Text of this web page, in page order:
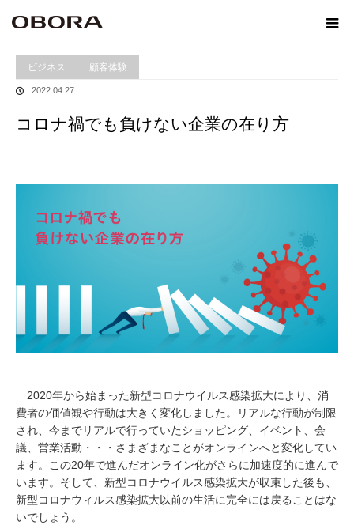
Winformation
ビジネス 顧客体験
2022.04.27
コロナ禍でも負けない企業の在り方
2020年から始まった新型コロナウイルス感染拡大により、消
費者の価値観や行動は大きく変化しました。リアルな行動が制限
され、今までリアルで行っていたショッピング、イベント、会
議、営業活動・・・さまざまなことがオンラインへと変化してい
ます。この20年で進んだオンライン化がさらに加速度的に進んで
います。そして、新型コロナウイルス感染拡大が収束した後も、
新型コロナウィルス感染拡大以前の生活に完全には戻ることはな
いでしょう。